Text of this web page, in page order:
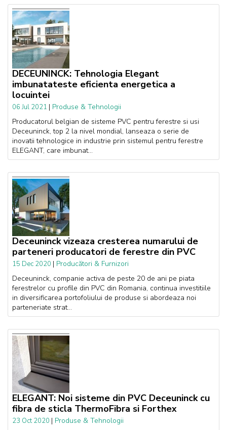
DECEUNINCK: Tehnologia Elegant
imbunatateste eficienta energetica a
locuintei
06 Jul 2021 | Produse & Tehnologii
Producatorul belgian de sisteme PVC pentru ferestre si usi
Deceuninck, top 2 la nivel mondial, lanseaza o serie de
inovatii tehnologice in industrie prin sistemul pentru ferestre
ELEGANT, care imbunat...
Deceuninck vizeaza cresterea numarului de
parteneri producatori de ferestre din PVC
15 Dec 2020 | Producători & Furnizori
Deceuninck, companie activa de peste 20 de ani pe piata
ferestrelor cu profile din PVC din Romania, continua investitiile
in diversificarea portofoliului de produse si abordeaza noi
parteneriate strat...
ELEGANT: Noi sisteme din PVC Deceuninck cu
fibra de sticla ThermoFibra si Forthex
23 Oct 2020 | Produse & Tehnologii